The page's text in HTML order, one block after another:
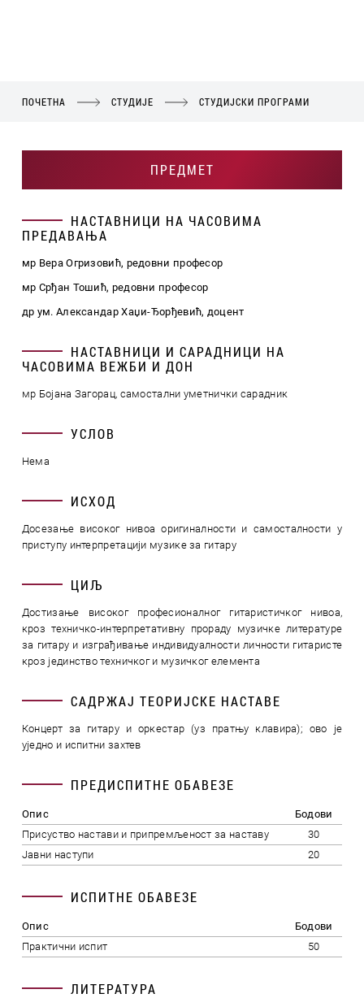
ПОЧЕТНА СТУДИЈЕ СТУДИЈСКИ ПРОГРАМИ
ПРЕДМЕТ
НАСТАВНИЦИ НА ЧАСОВИМА
ПРЕДАВАЊА
мр Вера Огризовић, редовни професор
мр Срђан Тошић, редовни професор
др ум. Александар Хаџи-Ђорђевић, доцент
НАСТАВНИЦИ И САРАДНИЦИ НА
ЧАСОВИМА ВЕЖБИ И ДОН
мр Бојана Загорац, самостални уметнички сарадник
УСЛОВ
Нема
ИСХОД
Досезање високог нивоа оригиналности и самосталности у
приступу интерпретацији музике за гитару
ЦИЉ
Достизање високог професионалног гитаристичког нивоа,
кроз техничко-интерпретативну прораду музичке литературе
за гитару и изграђивање индивидуалности личности гитаристе
кроз јединство техничког и музичког елемента
САДРЖАЈ ТЕОРИЈСКЕ НАСТАВЕ
Концерт за гитару и оркестар (уз пратњу клавира); ово је
уједно и испитни захтев
ПРЕДИСПИТНЕ ОБАВЕЗЕ
Опис
Бодови
Присуство настави и припремљеност за наставу
30
Јавни наступи
20
ИСПИТНЕ ОБАВЕЗЕ
Опис
Бодови
Практични испит
50
ЛИТЕРАТУРА